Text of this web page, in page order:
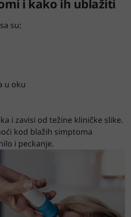
i kako ih ublažiti
su:
u oku
i zavisi od težine kliničke slike.
kod blažih simptoma
i peckanje.